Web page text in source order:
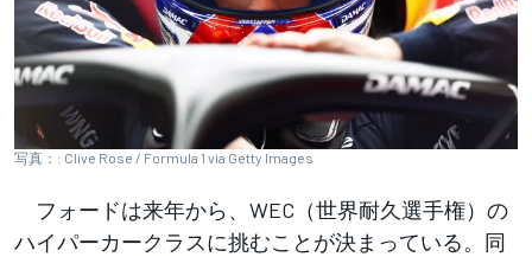
写真：: Clive Rose / Formula 1 via Getty Images
フォードは来年から、WEC（世界耐久選手権）の
ハイパーカークラスに挑むことが決まっている。同